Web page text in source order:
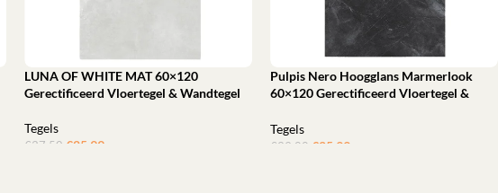
LUNA OF WHITE MAT 60×120
Gerectificeerd Vloertegel & Wandtegel
Tegels
€37,50 €25,99
Pulpis Nero Hoogglans Marmerlook
60×120 Gerectificeerd Vloertegel &
Tegels
€39,00 €25,99